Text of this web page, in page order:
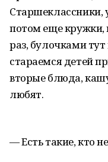
Старшеклассники,
потом еще кружки,
раз, булочками
стараемся детей
вторые блюда,
любят.
— Есть такие, кто